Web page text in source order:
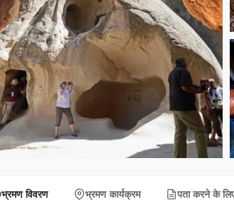
भ्रमण विवरण भ्रमण कार्यक्रम पता करने के